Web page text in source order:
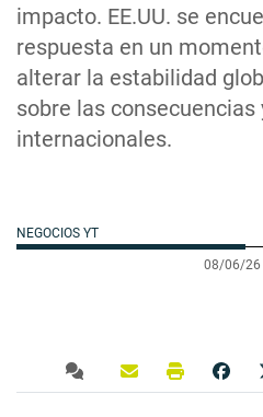
impacto. EE.UU. se
respuesta en un
alterar la estabilidad
sobre las
internacionales.
NEGOCIOS YT
08/06/26